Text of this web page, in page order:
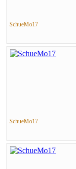
SchueMo17
SchueMo17